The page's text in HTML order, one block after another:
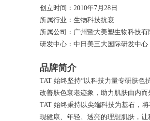
创立时间： 2010年7月28日
所属行业：生物科技抗衰
所属公司：广州暨大美塑生物科技有
研发中心：中日美三大国际研发中心
品牌简介
TAT 始终坚持“以科技力量专研肤色
改善肤色衰老迹象，助力肌肤由内而
TAT 始终秉持以尖端科技为基石，
现健康、年轻、透亮的理想肌肤，让